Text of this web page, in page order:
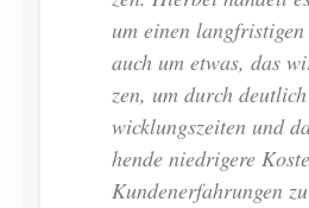
um ei­nen
auch um et­was, das
zen, um durch
wick­lungs­zei­ten und
hen­de nied­ri­ge­re
Kun­den­er­fah­run­gen